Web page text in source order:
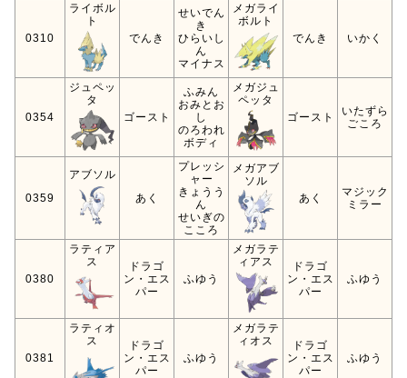
0310
ライボル
ト
でんき
せいでん
き
ひらいし
ん
マイナス
メガライ
ボルト
でんき
いかく
0354
ジュペッ
タ
ゴースト
ふみん
おみとお
し
のろわれ
ボディ
メガジュ
ペッタ
ゴースト
いたずら
ごころ
0359
アブソル
あく
プレッシ
ャー
きょうう
ん
せいぎの
こころ
メガアブ
ソル
あく
マジック
ミラー
0380
ラティア
ス
ドラゴ
ン・エス
パー
ふゆう
メガラテ
ィアス
ドラゴ
ン・エス
パー
ふゆう
0381
ラティオ
ス
ドラゴ
ン・エス
パー
ふゆう
メガラテ
ィオス
ドラゴ
ン・エス
パー
ふゆう